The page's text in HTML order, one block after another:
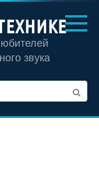
звука